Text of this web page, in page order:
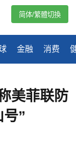
金融 消费
简体/繁體切換
美菲联防
”